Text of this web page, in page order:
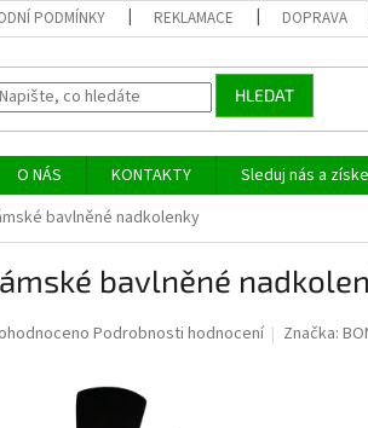
PODMÍNKY REKLAMACE DOPRAVA
HLEDAT
O NÁS KONTAKTY
Sleduj nás a
bavlněné nadkolenky
bavlněné
Podrobnosti hodnocení Značka: